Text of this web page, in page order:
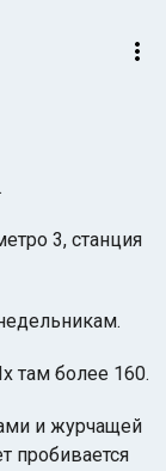
3, станция
там более 160.
и журчащей
пробивается